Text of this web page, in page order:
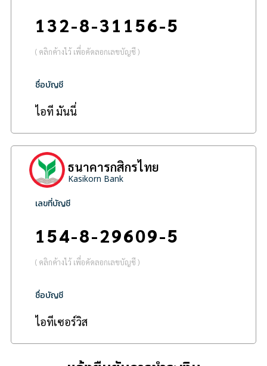
132-8-31156-5
( คลิกค้างไว้ เพื่อคัดลอกเลขบัญชี )
ชื่อบัญชี
ไอที มันนี่
ธนาคารกสิกรไทย
Kasikorn Bank
เลขที่บัญชี
154-8-29609-5
( คลิกค้างไว้ เพื่อคัดลอกเลขบัญชี )
ชื่อบัญชี
ไอทีเซอร์วิส